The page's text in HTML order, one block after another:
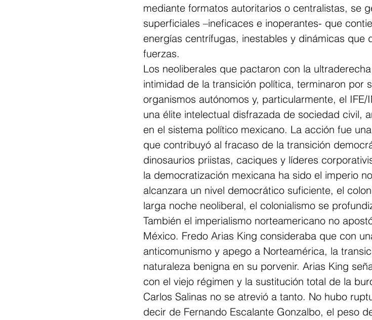
mediante formatos autoritarios o centralistas, se
superficiales –ineficaces e inoperantes- que
energías centrífugas, inestables y dinámicas que
fuerzas.
Los neoliberales que pactaron con la
intimidad de la transición política, terminaron por
organismos autónomos y, particularmente, el
una élite intelectual disfrazada de sociedad civil,
en el sistema político mexicano. La acción fue
que contribuyó al fracaso de la transición
dinosaurios priistas, caciques y líderes
la democratización mexicana ha sido el imperio
alcanzara un nivel democrático suficiente, el
larga noche neoliberal, el colonialismo se
También el imperialismo norteamericano no
México. Fredo Arias King consideraba que con
anticomunismo y apego a Norteamérica, la
naturaleza benigna en su porvenir. Arias King
con el viejo régimen y la sustitución total de la
Carlos Salinas no se atrevió a tanto. No hubo
decir de Fernando Escalante Gonzalbo, el peso